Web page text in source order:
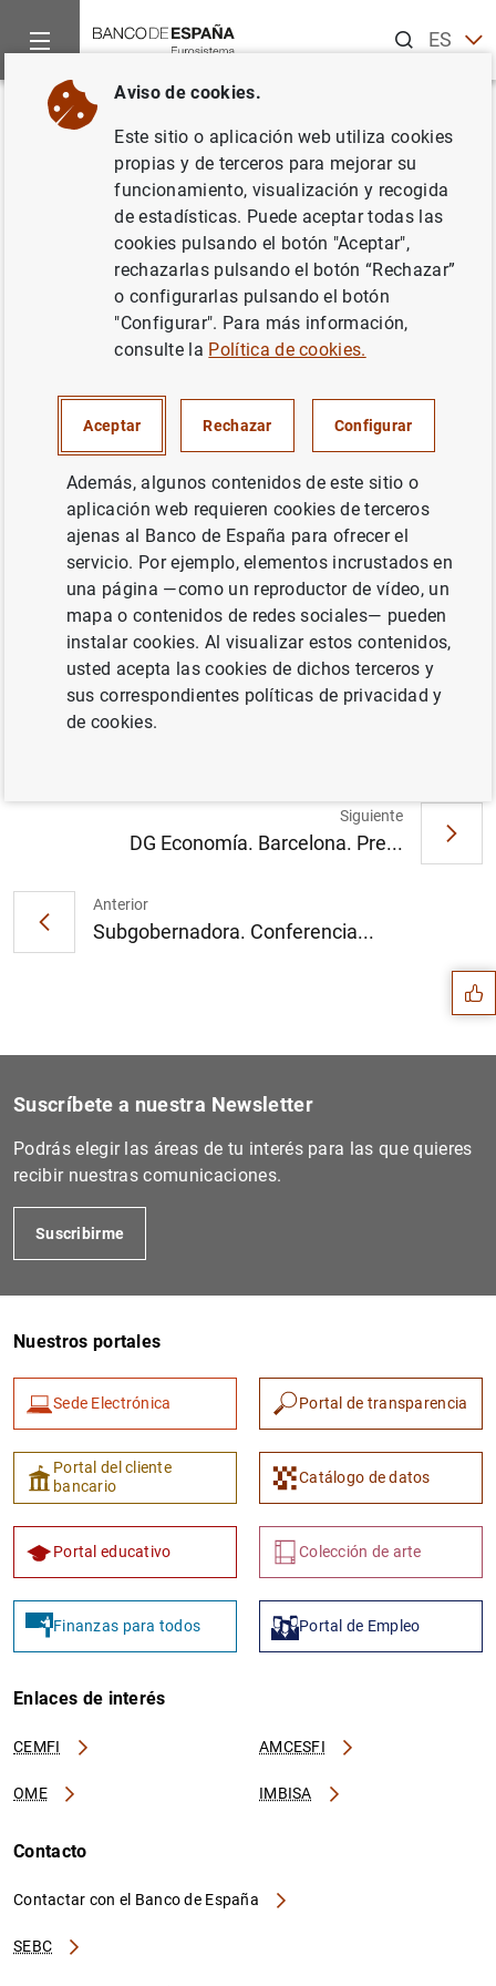
ESEN
Inicio Noticias y eventos
Volver
Gobernador. Conferencia Banco
de España-CEMFI-UIMP de
Economía Española
POLÍTICA MONETARIA
High-level Policy Dialogue: Global Monetary Policy and
Institutional Challenges.José Luis Escrivá, gobernador
del Banco de España yMary Daly, presidenta del Federal
Reserve Bank of San Francisco. Moderadora:María
(Euronews)
Anterior
Subgobernadora. Conferencia...
Siguiente
DG Economía. Barcelona. Pre...
Sugerencias
Suscríbete a nuestra Newsletter
Podrás elegir las áreas de tu interés para las que quieres
recibir nuestras comunicaciones.
Suscribirme
Nuestros portales
Sede Electrónica Portal de transparencia
Portal del cliente
bancario
Catálogo de datos
Portal educativo Colección de arte
Finanzas para todos Portal de Empleo
Enlaces de interés
CEMFI AMCESFI
OME IMBISA
Contacto
Contactar con el Banco de España
SEBC
Aviso de cookies.
Este sitio o aplicación web utiliza cookies
propias y de terceros para mejorar su
funcionamiento, visualización y recogida
de estadísticas. Puede aceptar todas las
cookies pulsando el botón "Aceptar",
rechazarlas pulsando el botón “Rechazar”
o configurarlas pulsando el botón
"Configurar". Para más información,
consulte la Política de cookies.
Aceptar Rechazar Configurar
Además, algunos contenidos de este sitio o
aplicación web requieren cookies de terceros
ajenas al Banco de España para ofrecer el
servicio. Por ejemplo, elementos incrustados en
una página —como un reproductor de vídeo, un
mapa o contenidos de redes sociales— pueden
instalar cookies. Al visualizar estos contenidos,
usted acepta las cookies de dichos terceros y
sus correspondientes políticas de privacidad y
de cookies.